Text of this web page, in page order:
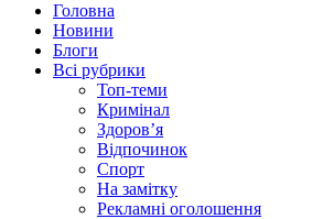
Головна
Новини
Блоги
Всі рубрики
Топ-теми
Кримінал
Здоров’я
Відпочинок
Спорт
На замітку
Рекламні оголошення